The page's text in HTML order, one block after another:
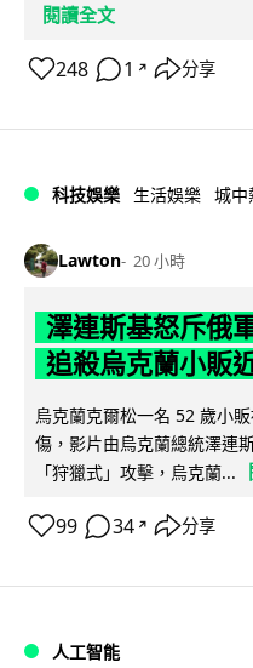
閱讀全文
248 1 ↗ 分享
科技娛樂 生活娛樂 城中
Lawton 20 小時
澤連斯基怒斥俄
追殺烏克蘭小販
烏克蘭克爾松一名 52 歲小
傷，影片由烏克蘭總統澤連
「狩獵式」攻擊，烏克蘭...
99 34 ↗ 分享
人工智能